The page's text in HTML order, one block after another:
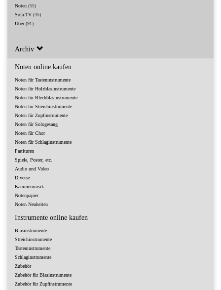
Noten (55)
Sofa-TV (35)
Über(91)
Archiv
Noten online kaufen
Noten für Tasteninstrumente
Noten für Holzblasinstrumente
Noten für Blechblasinstrumente
Noten für Streichinstrumente
Noten für Zupfinstrumente
Noten für Sologesang
Noten für Chor
Noten für Schlaginstrumente
Partituren
Spiele, Poster, etc.
Audio und Video
Diverse
Kammermusik
Notenpapier
Noten Neuheiten
Instrumente online kaufen
Blasinstrumente
Streichinstrumente
Tasteninstrumente
Schlaginstrumente
Zubehör
Zubehör für Blasinstrumente
Zubehör für Zupfinstrumente